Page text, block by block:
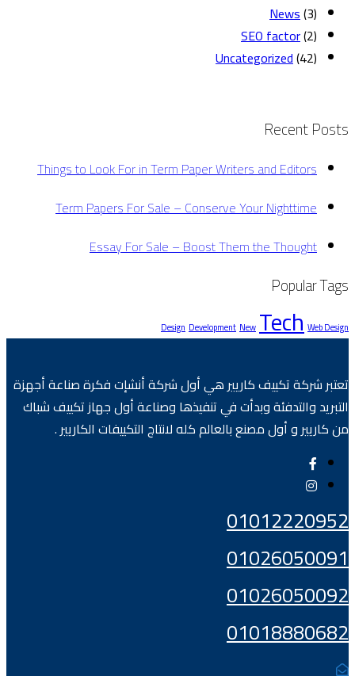
News(3)
SEO factor(2)
Uncategorized(42)
Recent Posts
Things to Look For in Term Paper Writers and Editors
Term Papers For Sale – Conserve Your Nighttime
Essay For Sale – Boost Them the Thought
Popular Tags
Design Development New Tech Web Design
تعتبر شركة تكييف كاريير هي أول شركة أنشإت فكرة صناعة أجهزة
التبريد والتدفئة وبدأت في تنفيذها وصناعة أول جهاز تكييف شباك
من كاريير و أول مصنع بالعالم كله لانتاج التكييفات الكاريير .
01012220952
01026050091
01026050092
01018880682